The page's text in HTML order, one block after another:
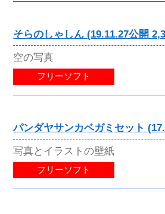
そらのしゃしん (19.11.27公開
空の写真
フリーソフト
パンダヤサンカベガミセット
写真とイラストの壁紙
フリーソフト